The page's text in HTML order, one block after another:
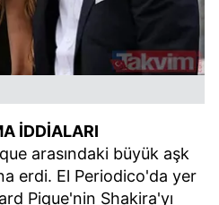
İDDİALARI
arasındaki büyük aşk
erdi. El Periodico'da yer
Pique'nin Shakira'yı